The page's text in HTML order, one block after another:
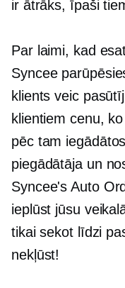
ir ātrāks, īpaši
Par laimi, kad
Syncee
klients veic
klientiem cenu,
pēc tam
piegādātāja un
Syncee's Auto
ieplūst jūsu
tikai sekot līdzi
nekļūst!